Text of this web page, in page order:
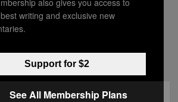
writing and exclusive new
Support for $2
See All Membership Plans